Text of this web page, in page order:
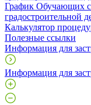
График Обучающих
градостроительной
Калькулятор
Полезные ссылки
Информация для
Информация для